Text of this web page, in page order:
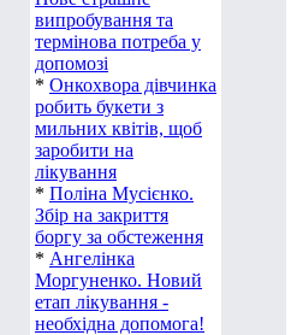
випробування та
термінова потреба у
допомозі
* Онкохвора дівчинка
робить букети з
мильних квітів, щоб
заробити на
лікування
* Поліна Мусієнко.
Збір на закриття
боргу за обстеження
* Ангелінка
Моргуненко. Новий
етап лікування -
необхідна допомога!